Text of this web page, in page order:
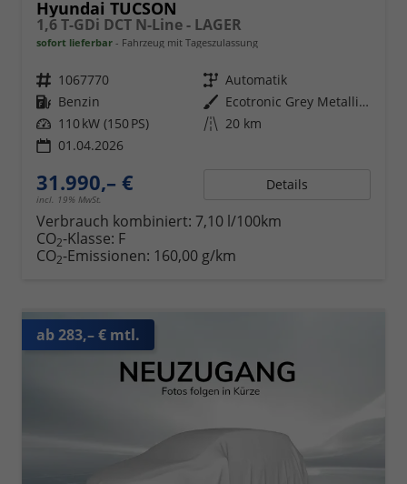
Hyundai TUCSON
1,6 T-GDi DCT N-Line - LAGER
sofort lieferbar Fahrzeug mit Tageszulassung
Fahrzeugnr. 1067770 Getriebe Automatik
Kraftstoff Benzin Außenfarbe
Ecotronic Grey Metallic ()
Leistung 110 kW (150 PS) Kilometerstand 20 km
01.04.2026
31.990,– €
incl. 19% MwSt.
Details
Verbrauch kombiniert: 7,10 l/100km
CO2-Klasse: F
CO2-Emissionen: 160,00 g/km
ab 283,– € mtl.